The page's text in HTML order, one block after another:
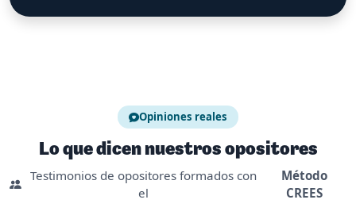
Opiniones reales
Lo que dicen nuestros opositores
Testimonios de opositores formados con
el
Método
CREES